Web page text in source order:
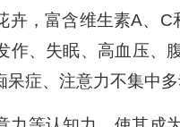
卉，富含维生素A、C
作、失眠、高血压、
症、注意力不集中多